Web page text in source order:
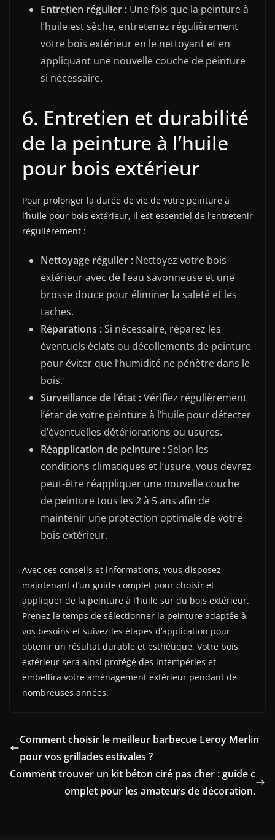
Entretien régulier : Une fois que la peinture à
l’huile est sèche, entretenez régulièrement
votre bois extérieur en le nettoyant et en
appliquant une nouvelle couche de peinture
si nécessaire.
6. Entretien et durabilité
de la peinture à l’huile
pour bois extérieur
Pour prolonger la durée de vie de votre peinture à
l’huile pour bois extérieur, il est essentiel de l’entretenir
régulièrement :
Nettoyage régulier : Nettoyez votre bois
extérieur avec de l’eau savonneuse et une
brosse douce pour éliminer la saleté et les
taches.
Réparations :Si nécessaire, réparez les
éventuels éclats ou décollements de peinture
pour éviter que l’humidité ne pénètre dans le
bois.
Surveillance de l’état :Vérifiez régulièrement
l’état de votre peinture à l’huile pour détecter
d’éventuelles détériorations ou usures.
Réapplication de peinture :Selon les
conditions climatiques et l’usure, vous devrez
peut-être réappliquer une nouvelle couche
de peinture tous les 2 à 5 ans afin de
maintenir une protection optimale de votre
bois extérieur.
Avec ces conseils et informations, vous disposez
maintenant d’un guide complet pour choisir et
appliquer de la peinture à l’huile sur du bois extérieur.
Prenez le temps de sélectionner la peinture adaptée à
vos besoins et suivez les étapes d’application pour
obtenir un résultat durable et esthétique. Votre bois
extérieur sera ainsi protégé des intempéries et
embellira votre aménagement extérieur pendant de
nombreuses années.
Comment choisir le meilleur barbecue Leroy Merlin
pour vos grillades estivales ?
Comment trouver un kit béton ciré pas cher : guide c
omplet pour les amateurs de décoration.